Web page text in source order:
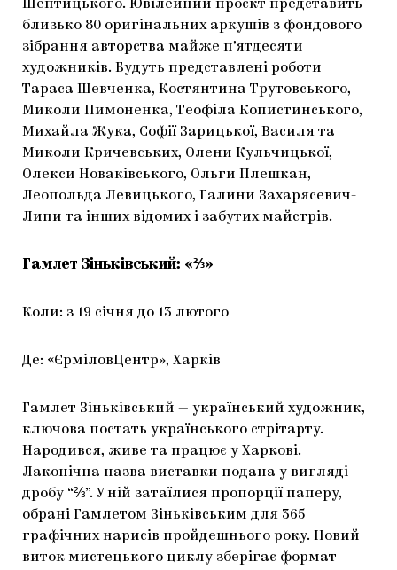
Шептицького. Ювілейний проєкт представить
близько 80 оригінальних аркушів з фондового
зібрання авторства майже п’ятдесяти
художників. Будуть представлені роботи
Тараса Шевченка, Костянтина Трутовського,
Миколи Пимоненка, Теофіла Копистинського,
Михайла Жука, Софії Зарицької, Василя та
Миколи Кричевських, Олени Кульчицької,
Олекси Новаківського, Ольги Плешкан,
Леопольда Левицького, Галини Захарясевич-
Липи та інших відомих і забутих майстрів.
Гамлет Зіньківський: «⅔»
Коли: з 19 січня до 13 лютого
Де: «ЄрміловЦентр», Харків
Гамлет Зіньківський — український художник,
ключова постать українського стрітарту.
Народився, живе та працює у Харкові.
Лаконічна назва виставки подана у вигляді
дробу “⅔”. У ній затаїлися пропорції паперу,
обрані Гамлетом Зіньківським для 365
графічних нарисів пройдешнього року. Новий
виток мистецького циклу зберігає формат